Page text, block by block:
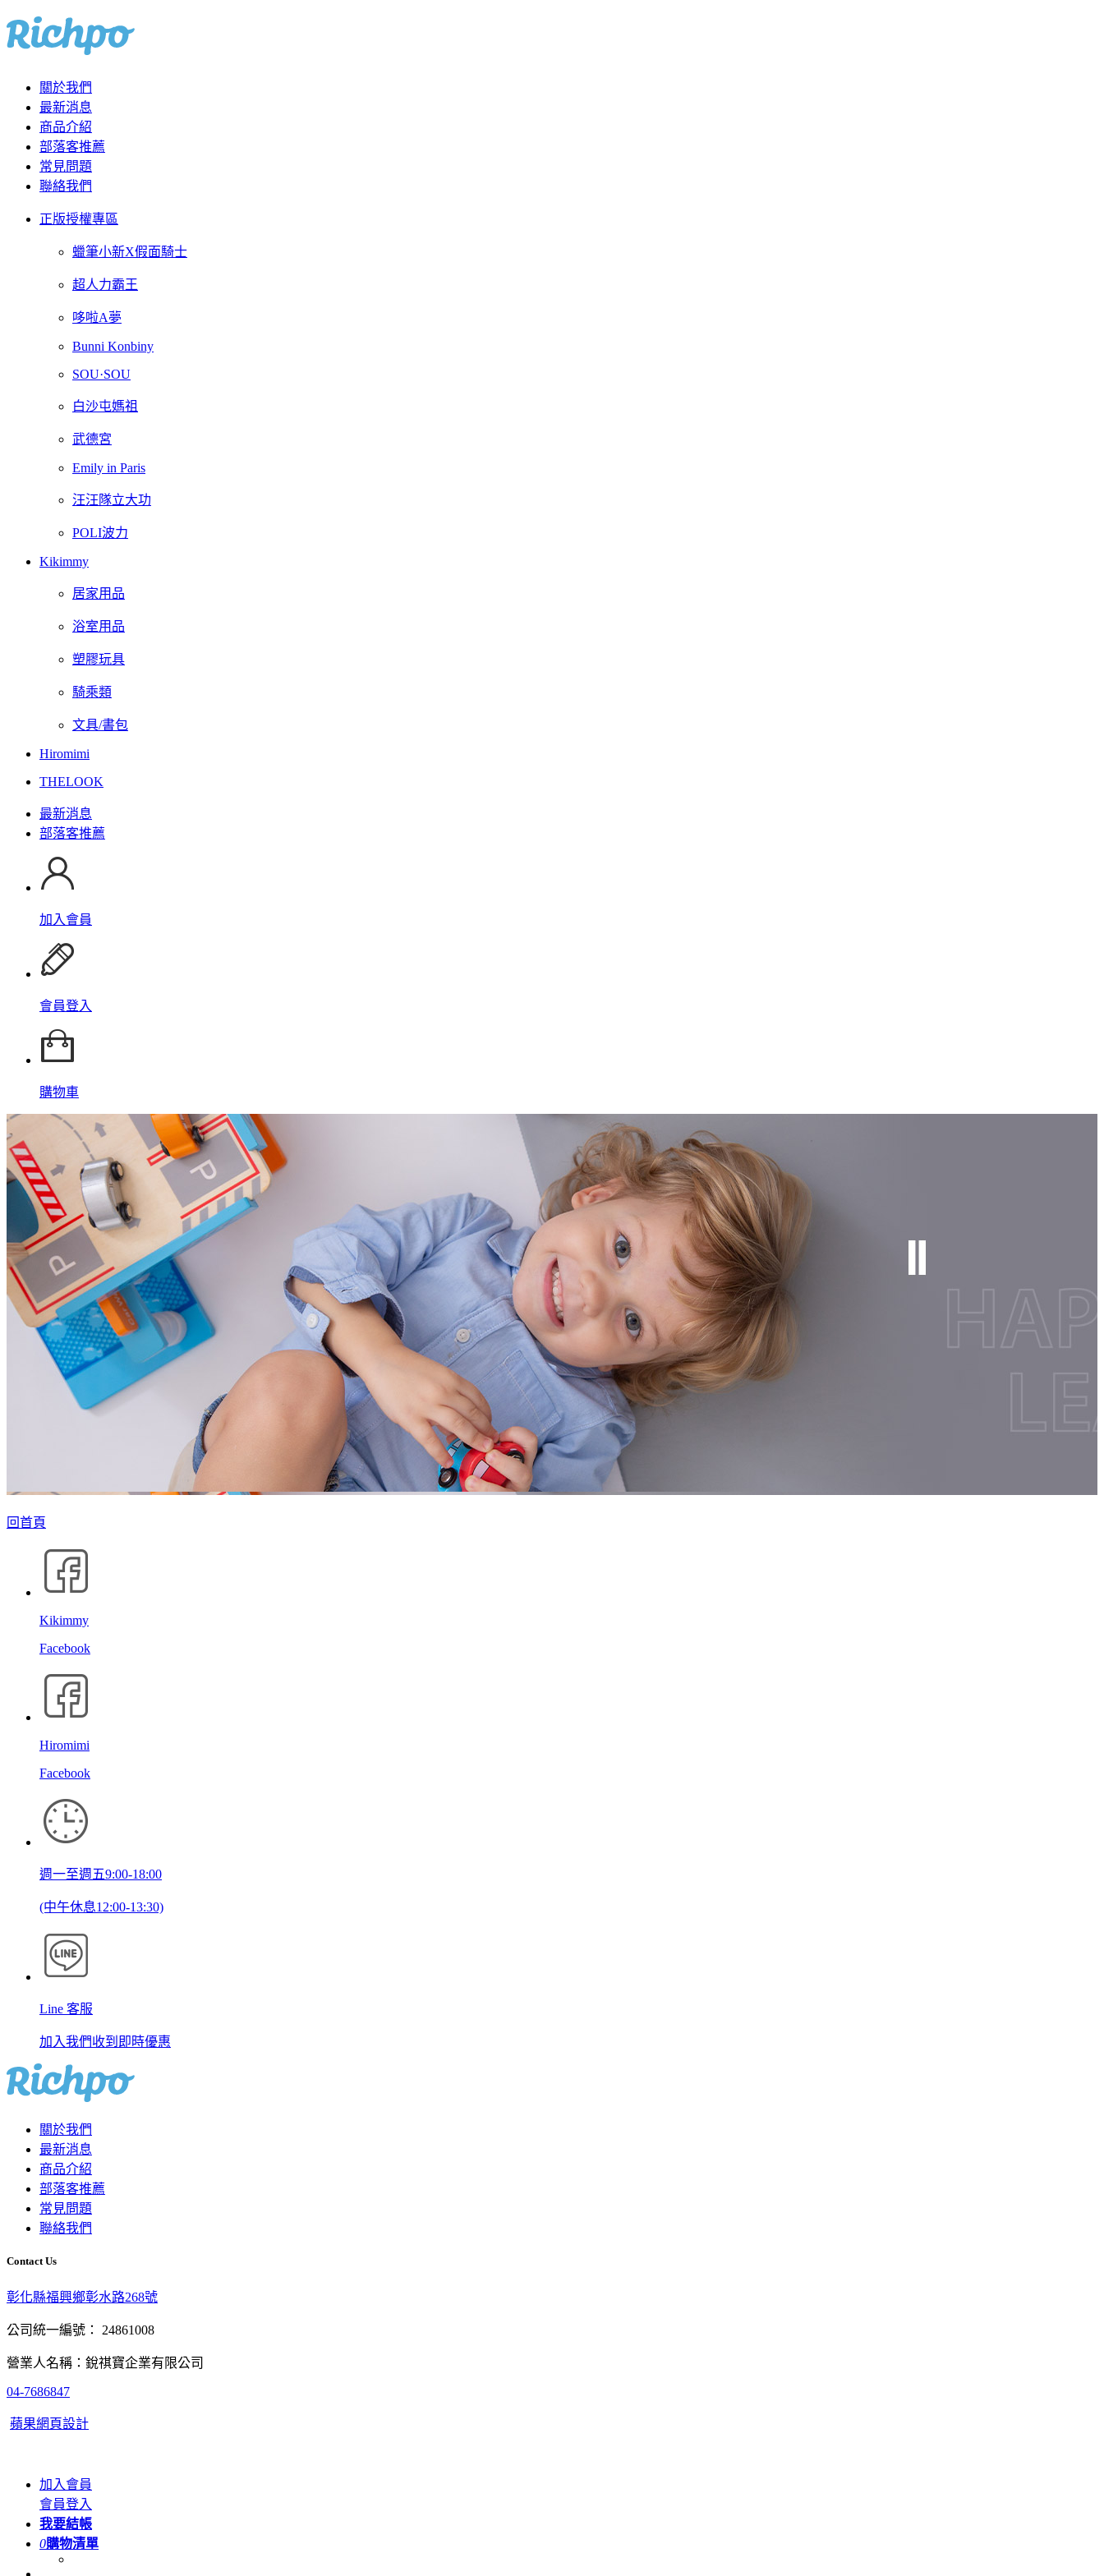
關於我們
最新消息
商品介紹
部落客推薦
常見問題
聯絡我們
正版授權專區
蠟筆小新X假面騎士
超人力霸王
哆啦A夢
Bunni Konbiny
SOU·SOU
白沙屯媽祖
武德宮
Emily in Paris
汪汪隊立大功
POLI波力
Kikimmy
居家用品
浴室用品
塑膠玩具
騎乘類
文具/書包
Hiromimi
THELOOK
最新消息
部落客推薦
加入會員
會員登入
購物車
回首頁
Kikimmy
Facebook
Hiromimi
Facebook
週一至週五9:00-18:00
(中午休息12:00-13:30)
Line 客服
加入我們收到即時優惠
關於我們
最新消息
商品介紹
部落客推薦
常見問題
聯絡我們
Contact Us
彰化縣福興鄉彰水路268號
公司統一編號： 24861008
營業人名稱：銳祺寶企業有限公司
04-7686847
蘋果網頁設計
加入會員
會員登入
我要結帳
0購物清單